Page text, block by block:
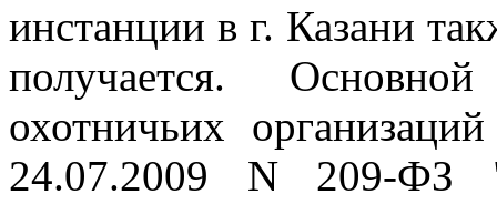
инстанции в г. Казани
получается.
охотничьих
24.07.2009 N 209-ФЗ